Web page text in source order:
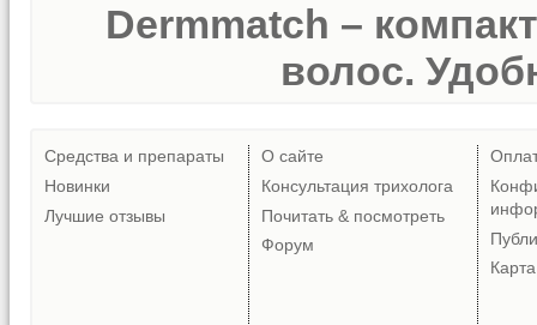
Dermmatch –
волос.
Средства и препараты
Новинки
Лучшие отзывы
О сайте
Консультация трихолога
Почитать & посмотреть
Форум